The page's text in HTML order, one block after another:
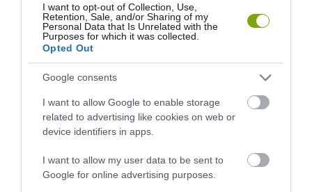
I want to opt-out of Collection, Use,
Retention, Sale, and/or Sharing of my
Personal Data that Is Unrelated with the
Purposes for which it was collected.
Opted Out
Google consents
I want to allow Google to enable storage
related to advertising like cookies on web or
device identifiers in apps.
I want to allow my user data to be sent to
Google for online advertising purposes.
KIRÁNDULÁS A
ARBORÉTUMBA
2026-08-04
KIRÁNDULÁS PANNONHALMA
SZŐLŐ ÉS KOMLÓ
TALÁLKOZÁSA